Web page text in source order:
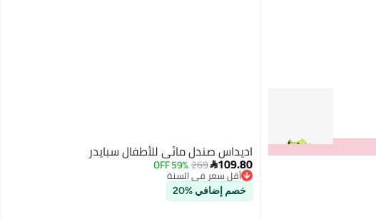
اديداس صندل مائي للأطفال سبايدر
109.80
269
59% OFF
أقل سعر في السنة
توصيل مجاني
أقل سعر في السنة
خصم إضافي %20